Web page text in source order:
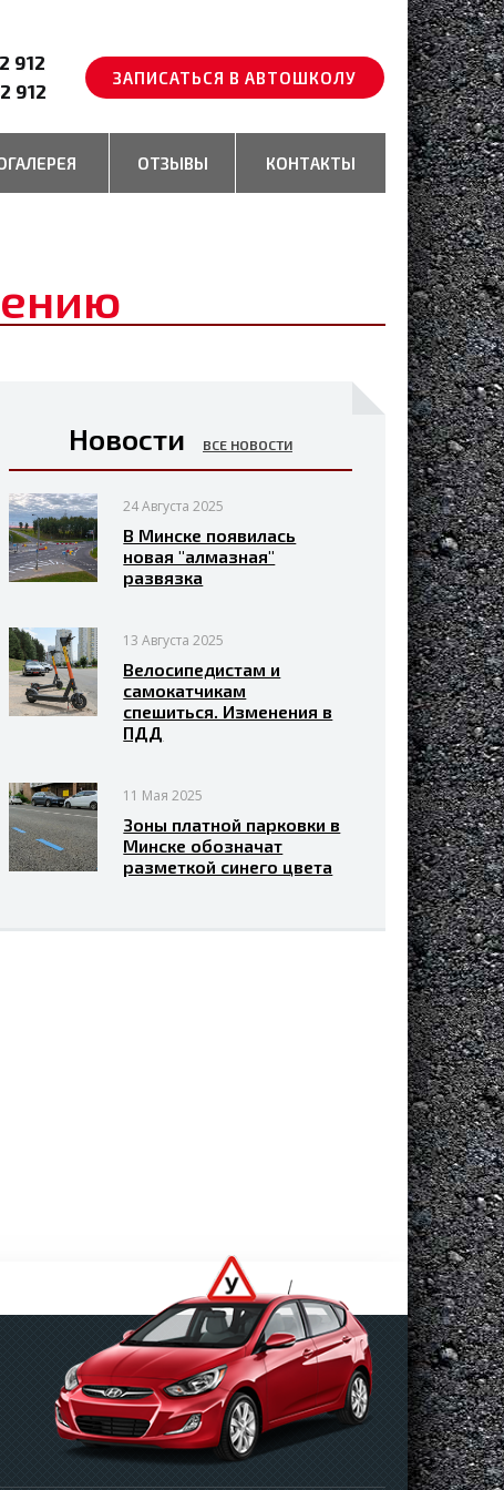
912
912
ЗАПИСАТЬСЯ В АВТОШКОЛУ
ОТЗЫВЫ КОНТАКТЫ
Новости ВСЕ НОВОСТИ
24 Августа 2025
В Минске появилась
новая "алмазная"
развязка
13 Августа 2025
Велосипедистам и
самокатчикам
спешиться. Изменения в
ПДД
11 Мая 2025
Зоны платной парковки в
Минске обозначат
разметкой синего цвета